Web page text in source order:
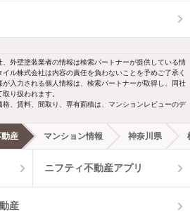
外壁塗装業者の情報は検索パートナーが提供している情
ル株式会社は内容の責任を負わないことを予めご了承く
入力される個人情報は、検索パートナーが取得し、同社
り扱われます。
、賃料、間取り、専有面積は、マンションレビューのデ
産 マンション情報 神奈川県
ニフティ不動産アプリ
産